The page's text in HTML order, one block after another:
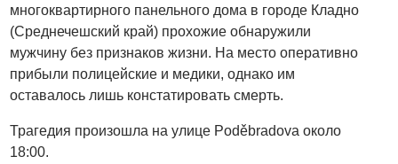
многоквартирного панельного дома в городе Кладно
(Среднечешский край) прохожие обнаружили
мужчину без признаков жизни. На место оперативно
прибыли полицейские и медики, однако им
оставалось лишь констатировать смерть.
Трагедия произошла на улице Poděbradova около
18:00.